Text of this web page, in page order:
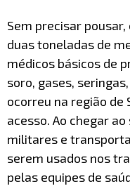
Sem precisar
duas toneladas de
médicos básicos de
soro, gases,
ocorreu na região de
acesso. Ao chegar
militares e
serem usados nos
pelas equipes de